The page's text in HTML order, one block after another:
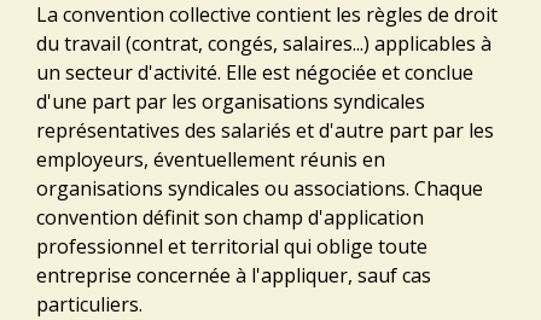
La convention collective contient les règles de droit
du travail (contrat, congés, salaires...) applicables à
un secteur d'activité. Elle est négociée et conclue
d'une part par les organisations syndicales
représentatives des salariés et d'autre part par les
employeurs, éventuellement réunis en
organisations syndicales ou associations. Chaque
convention définit son champ d'application
professionnel et territorial qui oblige toute
entreprise concernée à l'appliquer, sauf cas
particuliers.